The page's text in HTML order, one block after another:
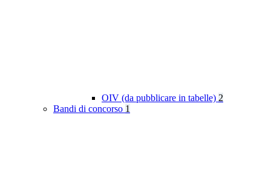
OIV (da pubblicare in tabelle) 2
Bandi di concorso 1